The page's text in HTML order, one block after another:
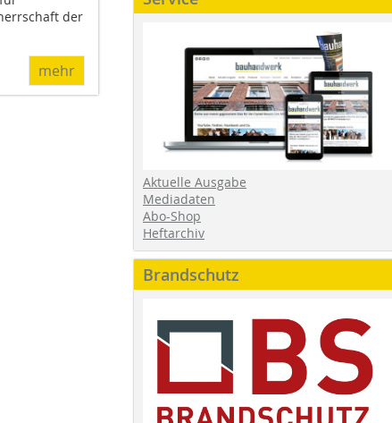
der
mehr
Aktuelle Ausgabe
Mediadaten
Abo-Shop
Heftarchiv
Brandschutz